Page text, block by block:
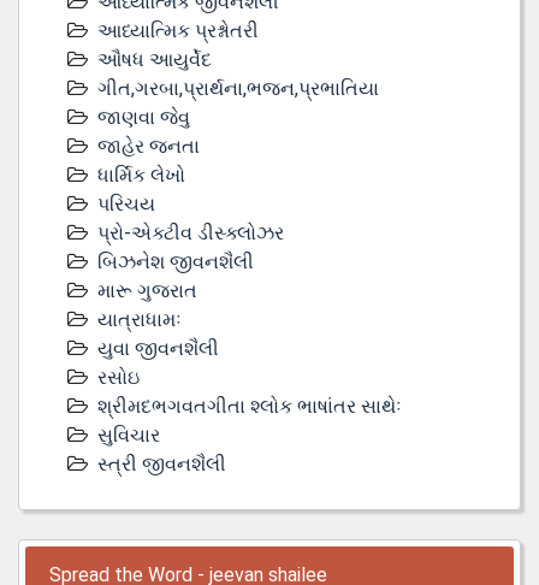
આધ્યાત્મિક પ્રશ્નોતરી
ઔષધ આયુર્વેદ
ગીત,ગરબા,પ્રાર્થના,ભજન,પ્રભાતિયા
જાણવા જેવુ
જાહેર જનતા
ધાર્મિક લેખો
પરિચય
પ્રો-એક્ટીવ ડીસ્‍ક્લોઝર
બિઝનેશ જીવનશૈલી
મારૂ ગુજરાત
યાત્રાધામઃ
યુવા જીવનશૈલી
રસોઇ
શ્રીમદભગવતગીતા શ્લોક ભાષાંતર સાથેઃ
સુવિચાર
સ્ત્રી જીવનશૈલી
Spread the Word - jeevan shailee